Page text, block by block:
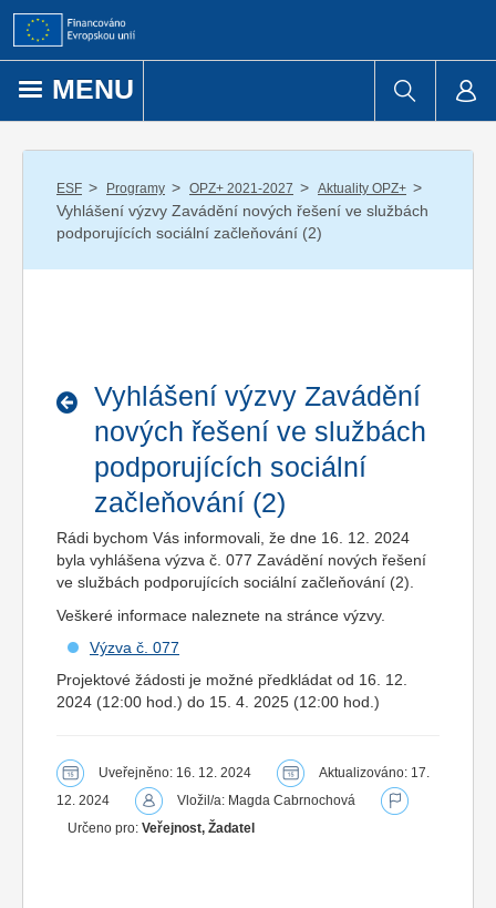
Přejít k obsahu
MENU
ESF / Programy / OPZ+ 2021-2027 / Aktuality OPZ+ /
Vyhlášení výzvy Zavádění nových řešení ve službách
podporujících sociální začleňování (2)
Vyhlášení výzvy Zavádění
nových řešení ve službách
podporujících sociální
začleňování (2)
Rádi bychom Vás informovali, že dne 16. 12. 2024
byla vyhlášena výzva č. 077 Zavádění nových řešení
ve službách podporujících sociální začleňování (2).
Veškeré informace naleznete na stránce výzvy.
Výzva č. 077
Projektové žádosti je možné předkládat od 16. 12.
2024 (12:00 hod.) do 15. 4. 2025 (12:00 hod.)
Uveřejněno: 16. 12. 2024
Aktualizováno: 17.
12. 2024
Vložil/a: Magda Cabrnochová
Určeno pro: Veřejnost, Žadatel